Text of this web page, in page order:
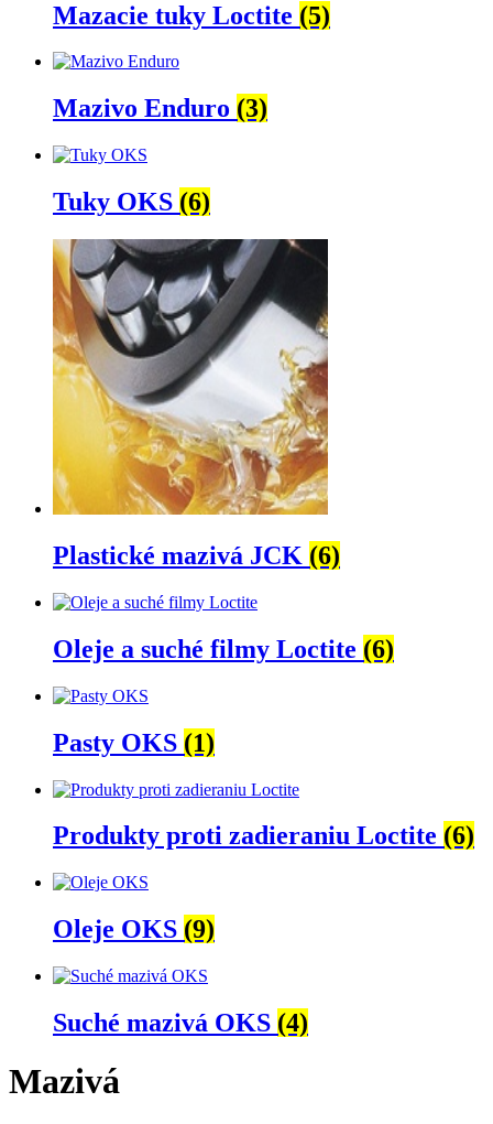
Mazacie tuky Loctite (5)
Mazivo Enduro (3)
Tuky OKS (6)
Plastické mazivá JCK (6)
Oleje a suché filmy Loctite (6)
Pasty OKS (1)
Produkty proti zadieraniu Loctite (6)
Oleje OKS (9)
Suché mazivá OKS (4)
Mazivá